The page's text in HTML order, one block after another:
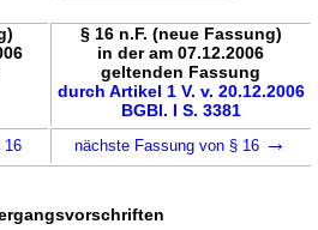
§ 16 n.F. (neue Fassung)
in der am 07.12.2006
geltenden Fassung
durch Artikel 1 V. v. 20.12.2006
BGBl. I S. 3381
16 nächste Fassung von § 16 →